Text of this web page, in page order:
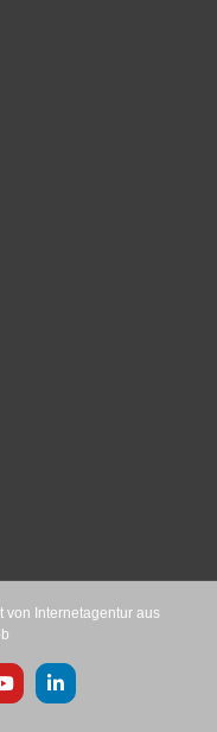
von Internetagentur aus
YouTubeLinkedIn